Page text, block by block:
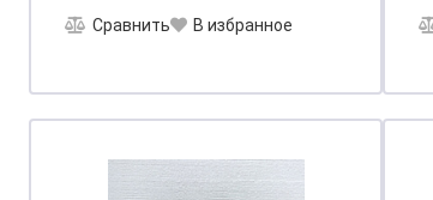
Сравнить В избранное